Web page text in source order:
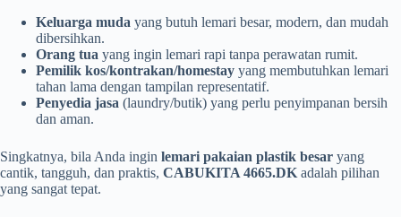
Keluarga muda yang butuh lemari besar, modern, dan mudah
dibersihkan.
Orang tua yang ingin lemari rapi tanpa perawatan rumit.
Pemilik kos/kontrakan/homestay yang membutuhkan lemari
tahan lama dengan tampilan representatif.
Penyedia jasa (laundry/butik) yang perlu penyimpanan bersih
dan aman.
Singkatnya, bila Anda ingin lemari pakaian plastik besar yang
cantik, tangguh, dan praktis, CABUKITA 4665.DK adalah pilihan
yang sangat tepat.